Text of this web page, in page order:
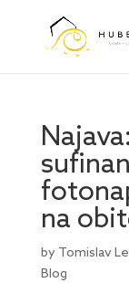
na
by Tomislav
Blog